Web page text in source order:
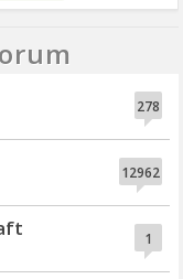
278
12962
1